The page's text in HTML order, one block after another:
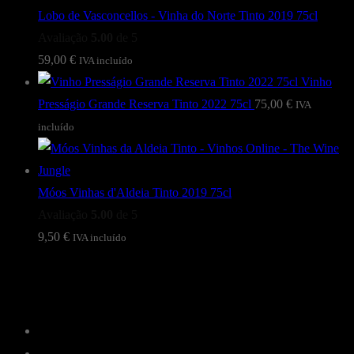
Lobo de Vasconcellos - Vinha do Norte Tinto 2019 75cl
59,00 € IVA incluído
Vinho
Presságio Grande Reserva Tinto 2022 75cl 75,00 € IVA
incluído
Móos Vinhas d'Aldeia Tinto 2019 75cl
9,50 € IVA incluído